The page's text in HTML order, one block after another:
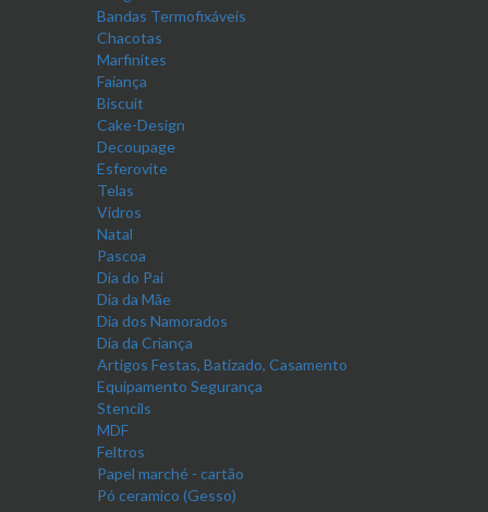
Bandas Termofixáveis
Chacotas
Marfinites
Faiança
Biscuit
Cake-Design
Decoupage
Esferovite
Telas
Vidros
Natal
Pascoa
Dia do Pai
Dia da Mãe
Dia dos Namorados
Dia da Criança
Artigos Festas, Batizado, Casamento
Equipamento Segurança
Stencils
MDF
Feltros
Papel marché - cartão
Pó ceramico (Gesso)